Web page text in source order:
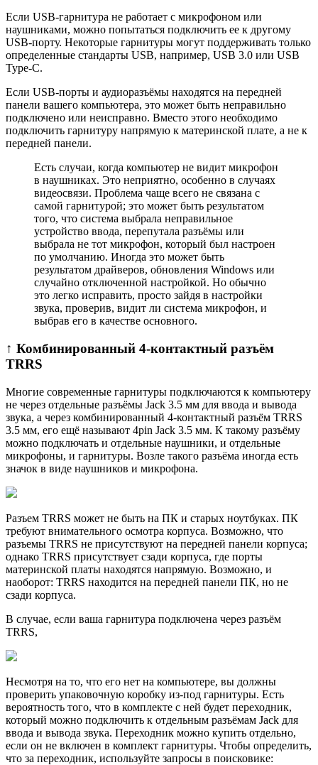
Если USB-гарнитура не работает с микрофоном или
наушниками, можно попытаться подключить ее к другому
USB-порту. Некоторые гарнитуры могут поддерживать только
определенные стандарты USB, например, USB 3.0 или USB
Type-C.
Если USB-порты и аудиоразъёмы находятся на передней
панели вашего компьютера, это может быть неправильно
подключено или неисправно. Вместо этого необходимо
подключить гарнитуру напрямую к материнской плате, а не к
передней панели.
Есть случаи, когда компьютер не видит микрофон
в наушниках. Это неприятно, особенно в случаях
видеосвязи. Проблема чаще всего не связана с
самой гарнитурой; это может быть результатом
того, что система выбрала неправильное
устройство ввода, перепутала разъёмы или
выбрала не тот микрофон, который был настроен
по умолчанию. Иногда это может быть
результатом драйверов, обновления Windows или
случайно отключенной настройкой. Но обычно
это легко исправить, просто зайдя в настройки
звука, проверив, видит ли система микрофон, и
выбрав его в качестве основного.
↑ Комбинированный 4-контактный разъём
TRRS
Многие современные гарнитуры подключаются к компьютеру
не через отдельные разъёмы Jack 3.5 мм для ввода и вывода
звука, а через комбинированный 4-контактный разъём TRRS
3.5 мм, его ещё называют 4pin Jack 3.5 мм. К такому разъёму
можно подключать и отдельные наушники, и отдельные
микрофоны, и гарнитуры. Возле такого разъёма иногда есть
значок в виде наушников и микрофона.
Разъем TRRS может не быть на ПК и старых ноутбуках. ПК
требуют внимательного осмотра корпуса. Возможно, что
разъемы TRRS не присутствуют на передней панели корпуса;
однако TRRS присутствует сзади корпуса, где порты
материнской платы находятся напрямую. Возможно, и
наоборот: TRRS находится на передней панели ПК, но не
сзади корпуса.
В случае, если ваша гарнитура подключена через разъём
TRRS,
Несмотря на то, что его нет на компьютере, вы должны
проверить упаковочную коробку из-под гарнитуры. Есть
вероятность того, что в комплекте с ней будет переходник,
который можно подключить к отдельным разъёмам Jack для
ввода и вывода звука. Переходник можно купить отдельно,
если он не включен в комплект гарнитуры. Чтобы определить,
что за переходник, используйте запросы в поисковике: